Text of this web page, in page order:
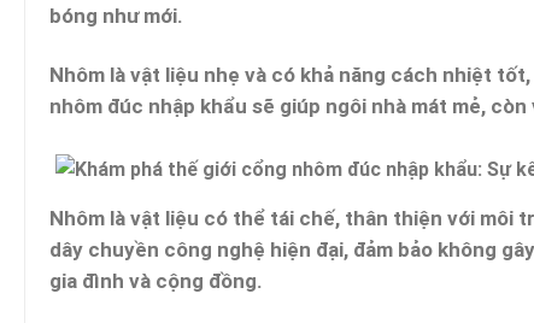
bóng như mới.
Nhôm là vật liệu nhẹ và có khả năng cách nhiệt
nhôm đúc nhập khẩu sẽ giúp ngôi nhà mát mẻ,
Nhôm là vật liệu có thể tái chế, thân thiện với môi
dây chuyền công nghệ hiện đại, đảm bảo không
gia đình và cộng đồng.